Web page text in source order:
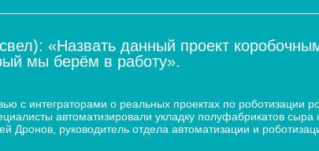
«Назвать данный проект
мы берём в работу».
с интеграторами о реальных проектах по роботизации
автоматизировали укладку полуфабрикатов
Дронов, руководитель отдела автоматизации и